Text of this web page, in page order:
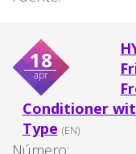
18
apr
Conditioner
Type (EN)
Número: